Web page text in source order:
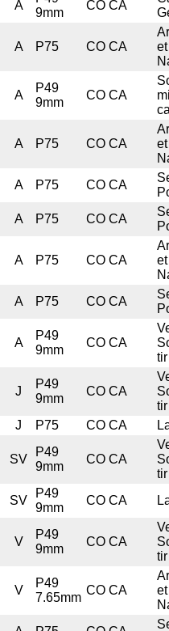
A
9mm
CO CA
A P75 CO CA
et
A
P49
9mm
CO CA
A P75 CO CA
et
A P75 CO CA
A P75 CO CA
A P75 CO CA
et
A P75 CO CA
A
P49
9mm
CO CA
tir
J
P49
9mm
CO CA
tir
J P75 CO CA
SV
P49
9mm
CO CA
tir
SV
P49
9mm
CO CA
V
P49
9mm
CO CA
tir
V
P49
7.65mm
CO CA
et